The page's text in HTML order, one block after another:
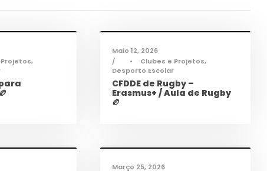
,Notícias
,
Desporto,Notícias
Maio 12, 2026
•
Clubes e Projetos,
Desporto Escolar
CFDDE de Rugby –
Erasmus+ / Aula de Rugby
🏉
Março 25, 2026